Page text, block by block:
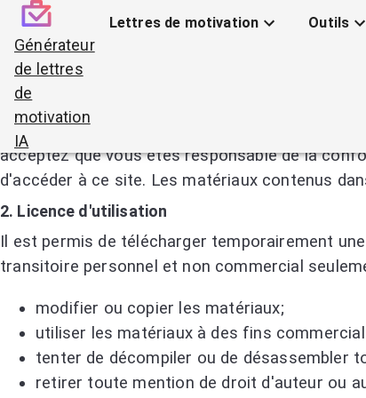
Générateur
de lettres
de
motivation
IA
Lettres de motivation Outils
Conditions Générales d'Utilisation du
1. Conditions
En accédant à ce site Web, accessible depuis
acceptez que vous êtes responsable de la
d'accéder à ce site. Les matériaux contenus
2. Licence d'utilisation
Il est permis de télécharger temporairement
transitoire personnel et non commercial
modifier ou copier les matériaux;
utiliser les matériaux à des fins
tenter de décompiler ou de désassembler
retirer toute mention de droit d'auteur ou